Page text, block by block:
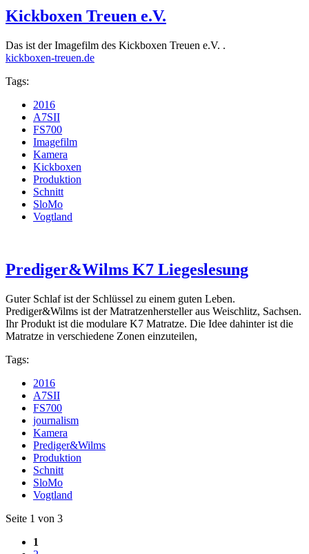
Kickboxen Treuen e.V.
Das ist der Imagefilm des Kickboxen Treuen e.V. .
kickboxen-treuen.de
Tags:
2016
A7SII
FS700
Imagefilm
Kamera
Kickboxen
Produktion
Schnitt
SloMo
Vogtland
Prediger&Wilms K7 Liegeslesung
Guter Schlaf ist der Schlüssel zu einem guten Leben.
Prediger&Wilms ist der Matratzenhersteller aus Weischlitz, Sachsen.
Ihr Produkt ist die modulare K7 Matratze. Die Idee dahinter ist die
Matratze in verschiedene Zonen einzuteilen,
Tags:
2016
A7SII
FS700
journalism
Kamera
Prediger&Wilms
Produktion
Schnitt
SloMo
Vogtland
Seite 1 von 3
1